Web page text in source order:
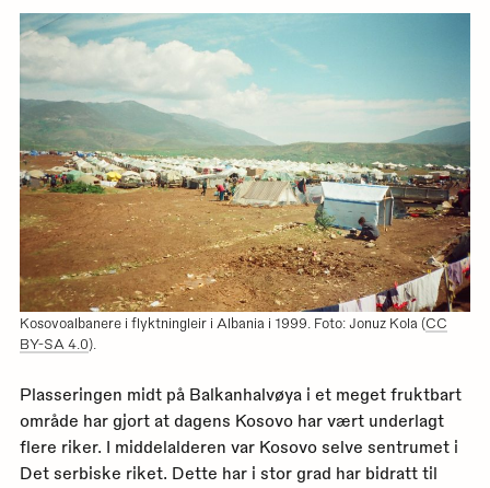
for
Kosovoalbanere i flyktningleir i Albania i 1999. Foto: Jonuz Kola (CC
BY-SA 4.0).
Plasseringen midt på Balkanhalvøya i et meget fruktbart
område har gjort at dagens Kosovo har vært underlagt
flere riker. I middelalderen var Kosovo selve sentrumet i
Det serbiske riket. Dette har i stor grad har bidratt til